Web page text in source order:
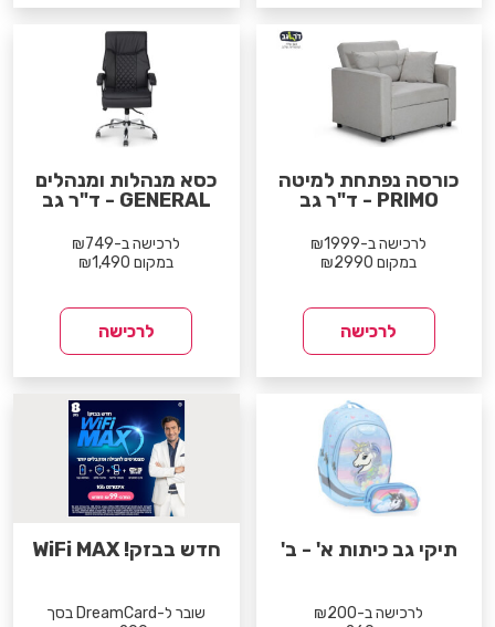
כורסה נפתחת למיטה
PRIMO - ד"ר גב
לרכישה ב-₪1999
במקום ₪2990
לרכישה
כסא מנהלות ומנהלים
GENERAL - ד"ר גב
לרכישה ב-₪749
במקום ₪1,490
לרכישה
תיקי גב כיתות א' - ב'
לרכישה ב-₪200
חדש בבזק! WiFi MAX
שובר ל-DreamCard בסך